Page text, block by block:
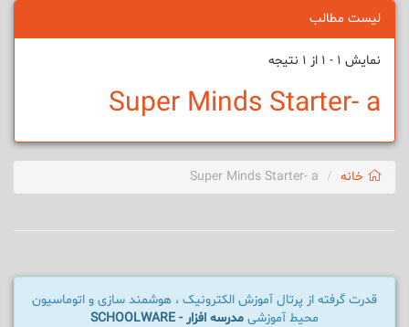
لیست مطالب
نمایش 1 - 1 از 1 نتیجه
Super Minds Starter- a
خانه Super Minds Starter- a
قدرت گرفته از پرتال آموزش الکترونیک ، هوشمند سازی و اتوماسیون
محیط آموزشی مدرسه افزار - SCHOOLWARE